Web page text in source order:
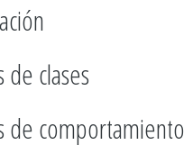
clases
de comportamiento